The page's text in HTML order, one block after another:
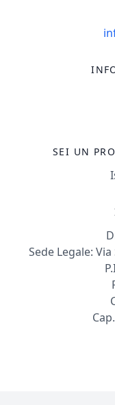
SEI UN
Sede Legale: